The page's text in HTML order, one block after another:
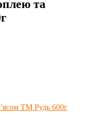
та
ТМ Рудь 600г